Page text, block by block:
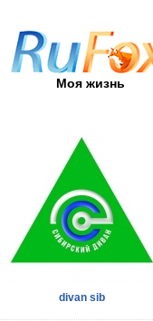
Моя жизнь
divan sib